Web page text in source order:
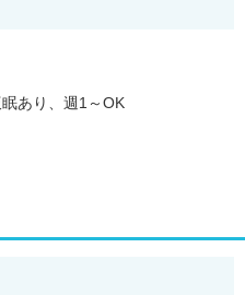
あり、週1～OK